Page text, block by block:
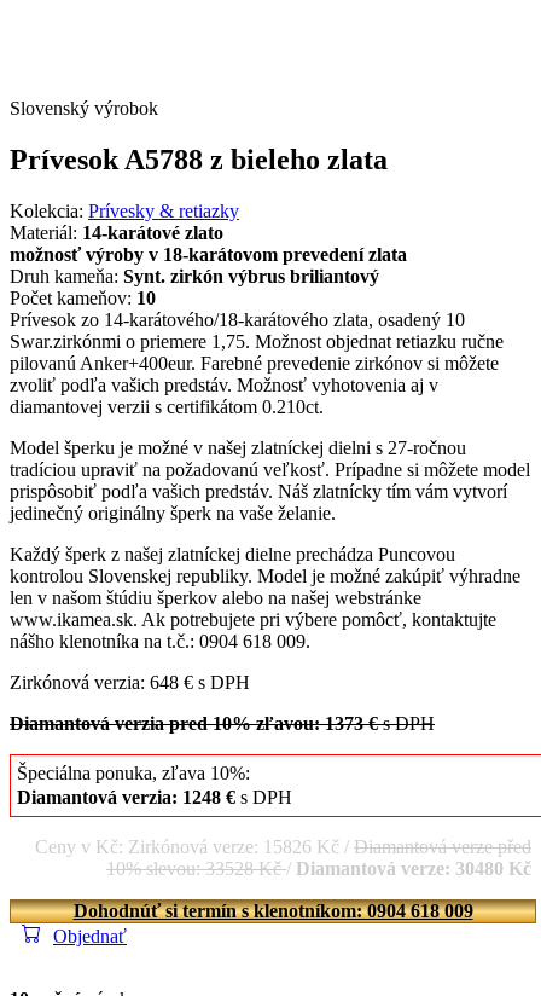
Slovenský výrobok
Prívesok A5788 z bieleho zlata
Kolekcia: Prívesky & retiazky
Materiál: 14-karátové zlato
možnosť výroby v 18-karátovom prevedení zlata
Druh kameňa: Synt. zirkón výbrus briliantový
Počet kameňov: 10
Prívesok zo 14-karátového/18-karátového zlata, osadený 10
Swar.zirkónmi o priemere 1,75. Možnost objednat retiazku ručne
pilovanú Anker+400eur. Farebné prevedenie zirkónov si môžete
zvoliť podľa vašich predstáv. Možnosť vyhotovenia aj v
diamantovej verzii s certifikátom 0.210ct.
Model šperku je možné v našej zlatníckej dielni s 27-ročnou
tradíciou upraviť na požadovanú veľkosť. Prípadne si môžete model
prispôsobiť podľa vašich predstáv. Náš zlatnícky tím vám vytvorí
jedinečný originálny šperk na vaše želanie.
Každý šperk z našej zlatníckej dielne prechádza Puncovou
kontrolou Slovenskej republiky. Model je možné zakúpiť výhradne
len v našom štúdiu šperkov alebo na našej webstránke
www.ikamea.sk. Ak potrebujete pri výbere pomôcť, kontaktujte
nášho klenotníka na t.č.: 0904 618 009.
Zirkónová verzia: 648 € s DPH
Diamantová verzia pred 10% zľavou: 1373 €s DPH
Špeciálna ponuka, zľava 10%:
Diamantová verzia: 1248 € s DPH
Ceny v Kč: Zirkónová verze: 15826 Kč / Diamantová verze před
10% slevou: 33528 Kč/ Diamantová verze: 30480 Kč
Dohodnúť si termín s klenotníkom: 0904 618 009
Objednať